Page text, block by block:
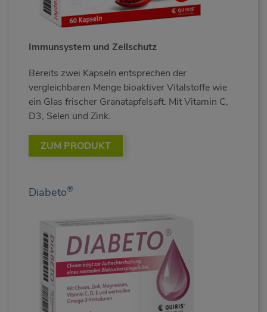
Immunsystem und Zellschutz
Bereits zwei Kapseln entsprechen der
vergleichbaren Menge bioaktiver Vitalstoffe wie
ein Glas frischer Granatapfelsaft. Mit Vitamin C,
D3, Selen und Zink.
ZUM PRODUKT
Diabeto®